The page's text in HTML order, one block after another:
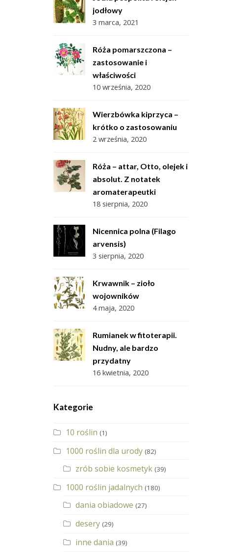
jodłowy
3 marca, 2021
Róża pomarszczona –
zastosowanie i
właściwości
10 września, 2020
Wierzbówka kiprzyca –
krótko o zastosowaniu
2 września, 2020
Róża – attar, Otto, olejek i
absolut. Z notatek
aromaterapeutki
18 sierpnia, 2020
Nicennica polna (Filago
arvensis)
3 sierpnia, 2020
Krwawnik – zioło
wojowników
4 maja, 2020
Rumianek w fitoterapii.
Nudny, ale bardzo
przydatny
16 kwietnia, 2020
Kategorie
10 roślin (1)
1000 roślin dla urody (82)
zrób sobie kosmetyk (39)
1000 roślin jadalnych (180)
dania obiadowe (27)
desery (29)
inne dania (39)